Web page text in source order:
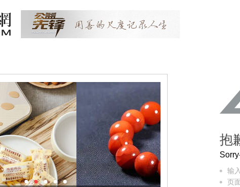
抱
输
页